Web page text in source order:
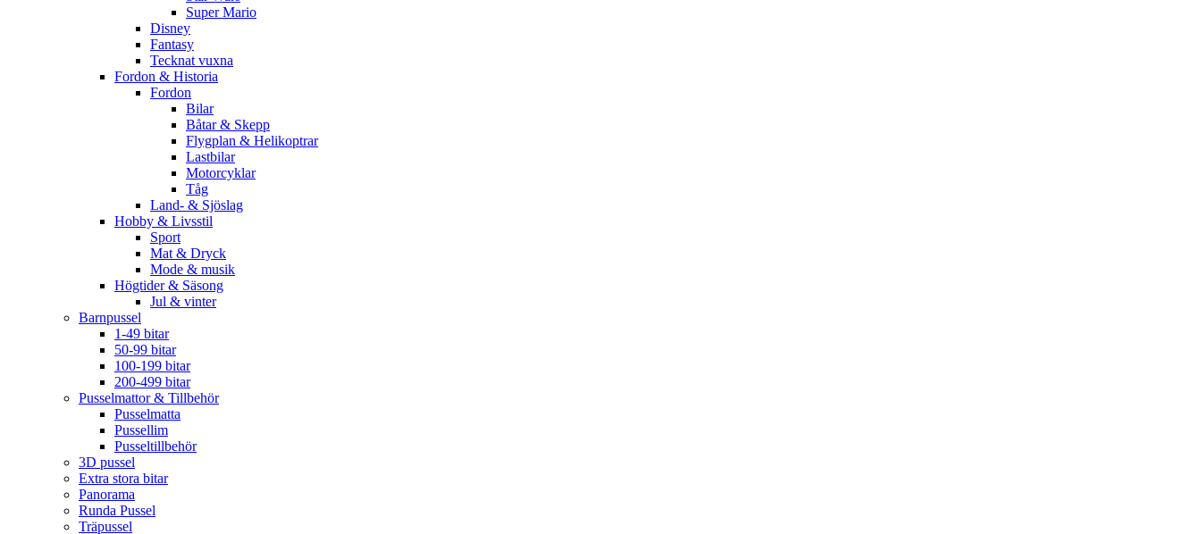
Super Mario
Disney
Fantasy
Tecknat vuxna
Fordon & Historia
Fordon
Bilar
Båtar & Skepp
Flygplan & Helikoptrar
Lastbilar
Motorcyklar
Tåg
Land- & Sjöslag
Hobby & Livsstil
Sport
Mat & Dryck
Mode & musik
Högtider & Säsong
Jul & vinter
Barnpussel
1-49 bitar
50-99 bitar
100-199 bitar
200-499 bitar
Pusselmattor & Tillbehör
Pusselmatta
Pussellim
Pusseltillbehör
3D pussel
Extra stora bitar
Panorama
Runda Pussel
Träpussel